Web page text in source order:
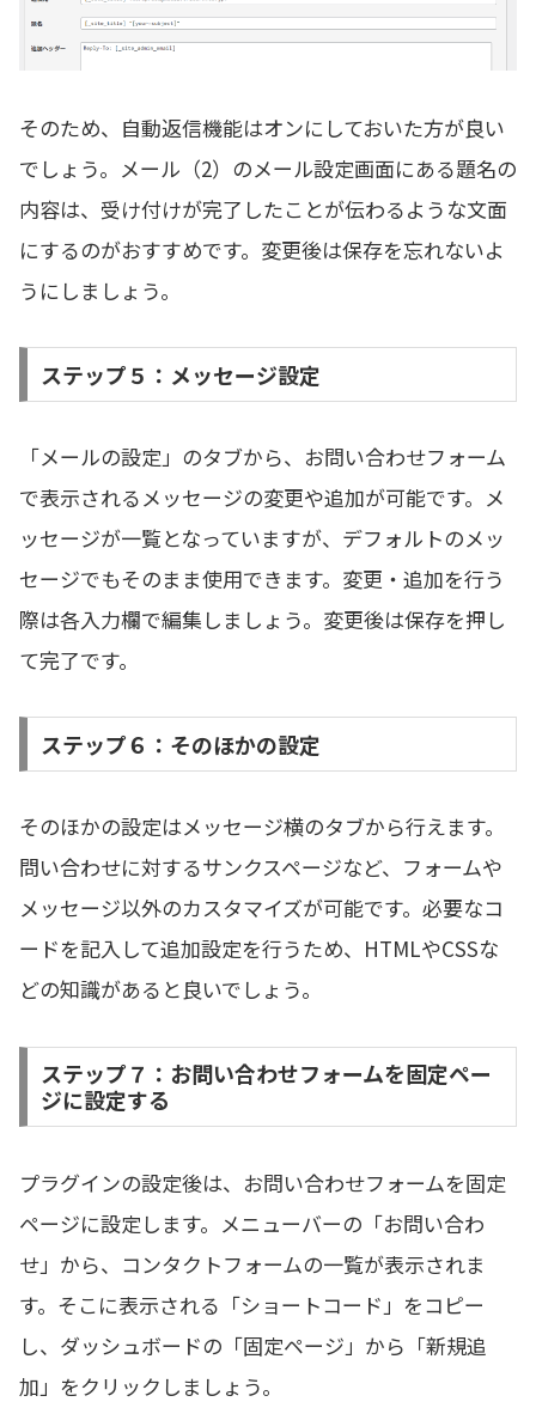
そのため、自動返信機能はオンにしておいた方が良い
でしょう。メール（2）のメール設定画面にある題名の
内容は、受け付けが完了したことが伝わるような文面
にするのがおすすめです。変更後は保存を忘れないよ
うにしましょう。
ステップ５：メッセージ設定
「メールの設定」のタブから、お問い合わせフォーム
で表示されるメッセージの変更や追加が可能です。メ
ッセージが一覧となっていますが、デフォルトのメッ
セージでもそのまま使用できます。変更・追加を行う
際は各入力欄で編集しましょう。変更後は保存を押し
て完了です。
ステップ６：そのほかの設定
そのほかの設定はメッセージ横のタブから行えます。
問い合わせに対するサンクスページなど、フォームや
メッセージ以外のカスタマイズが可能です。必要なコ
ードを記入して追加設定を行うため、HTMLやCSSな
どの知識があると良いでしょう。
ステップ７：お問い合わせフォームを固定ペー
ジに設定する
プラグインの設定後は、お問い合わせフォームを固定
ページに設定します。メニューバーの「お問い合わ
せ」から、コンタクトフォームの一覧が表示されま
す。そこに表示される「ショートコード」をコピー
し、ダッシュボードの「固定ページ」から「新規追
加」をクリックしましょう。